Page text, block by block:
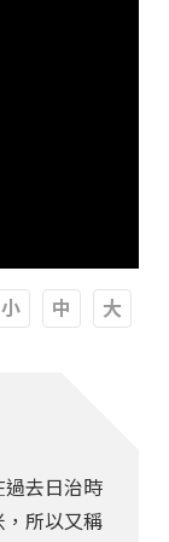
去日治時
所以又稱